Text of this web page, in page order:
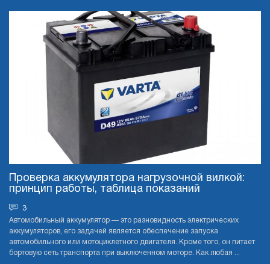
Проверка аккумулятора нагрузочной вилкой:
принцип работы, таблица показаний
3
Автомобильный аккумулятор — это разновидность электрических
аккумуляторов, его задачей является обеспечение запуска
автомобильного или мотоциклетного двигателя. Кроме того, он питает
бортовую сеть транспорта при выключенном моторе. Как любая ...